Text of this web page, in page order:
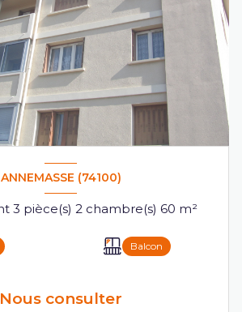
ANNEMASSE (74100)
Appartement 3 pièce(s) 2 chambre(s) 60 m²
Balcon
Nous consulter